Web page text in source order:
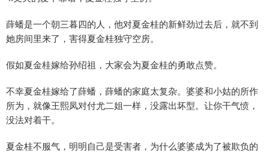
薛蟠是一个朝三暮四的人，他对夏金桂的新鲜劲过去后，就不到
她房间里来了，害得夏金桂独守空房。
假如夏金桂嫁给孙绍祖，大家会为夏金桂的勇敢点赞。
不幸夏金桂嫁给了薛蟠，薛蟠的家庭太复杂。婆婆和小姑的所作
所为，就像王熙凤对付尤二姐一样，没露出坏型。让你干气愤，
没法对着干。
夏金桂不服气，明明自己是受害者，为什么婆婆成为了被欺负的